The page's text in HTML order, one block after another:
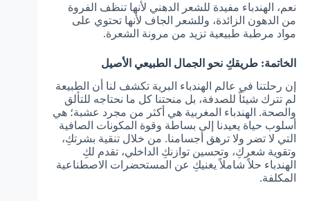
نعم، الهندباء مفيدة للشعر الدهني لأنها تنظف الفروة
من الدهون الزائدة، وللشعر الجاف لأنها تحتوي على
مواد مرطبة طبيعية تزيد من مرونة الشعرة.
الخاتمة: طريقكِ نحو الجمال الطبيعي الأصيل
إن رحلتنا في عالم الهندباء البرية تكشف لنا أن الطبيعة
لم تترك شيئاً للصدفة، بل منحتنا كل ما نحتاجه للتألق
والصحة. الهندباء المغربية هي أكثر من مجرد عشبة؛ هي
أسلوب حياة يعيدنا إلى بساطة وقوة المكونات الصافية
التي لا تضر ولا ترهق أجسامنا. من خلال تنقية بشرتكِ،
وتقوية شعركِ، وتحسين توازنكِ الداخلي، تقدم لكِ
الهندباء حلاً شاملاً يغنيكِ عن المستحضرات الاصطناعية
المكلفة.